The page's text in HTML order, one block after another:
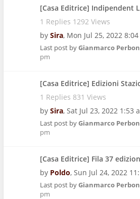
[Casa Editrice] Indipendent
1 Replies 1292 Views
by Sira, Mon Jul 25, 2022
Last post byGianmarco
pm
[Casa Editrice] Edizioni
1 Replies 831 Views
by Sira, Sat Jul 23, 2022 1:53
Last post byGianmarco
pm
[Casa Editrice] Fila 37
by Poldo, Sun Jul 24, 2022
Last post byGianmarco
pm